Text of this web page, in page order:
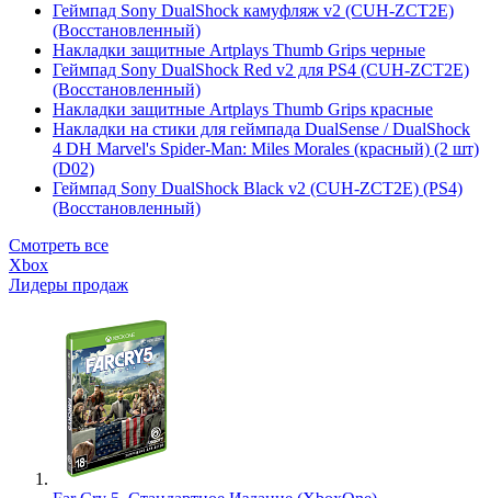
Геймпад Sony DualShock камуфляж v2 (CUH-ZCT2E)
(Восстановленный)
Накладки защитные Artplays Thumb Grips черные
Геймпад Sony DualShock Red v2 для PS4 (CUH-ZCT2E)
(Восстановленный)
Накладки защитные Artplays Thumb Grips красные
Накладки на стики для геймпада DualSense / DualShock
4 DH Marvel's Spider-Man: Miles Morales (красный) (2 шт)
(D02)
Геймпад Sony DualShock Black v2 (CUH-ZCT2E) (PS4)
(Восстановленный)
Смотреть все
Xbox
Лидеры продаж